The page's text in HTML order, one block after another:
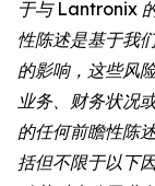
于与 Lantronix
性陈述是基于我
的影响，这些风
业务、财务状况
的任何前瞻性陈
括但不限于以下